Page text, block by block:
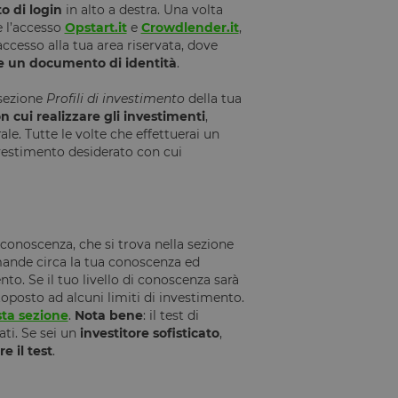
di login in alto a destra. Una volta
Opstart.ite Crowdlender.it,
alla tua area riservata, dove
un documento di identità.
Profili di investimento della tua
cui realizzare gli investimenti,
Tutte le volte che effettuerai un
desiderato con cui
che si trova nella sezione
circa la tua conoscenza ed
Se il tuo livello di conoscenza sarà
ad alcuni limiti di investimento.
sezione. Nota bene: il test di
Se sei un investitore sofisticato,
il test.